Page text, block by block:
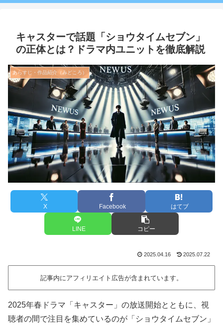
キャスターで話題「ショウタイムセブン」
の正体とは？ドラマ内ユニットを徹底解説
あらすじ・作品紹介（みどころ）
X Facebook はてブ
LINE コピー
2025.04.16 2025.07.22
記事内にアフィリエイト広告が含まれています。
2025年春ドラマ「キャスター」の放送開始とともに、視
聴者の間で注目を集めているのが「ショウタイムセブン」